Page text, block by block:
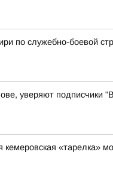
по служебно-боевой
уверяют подписчики
«тарелка»